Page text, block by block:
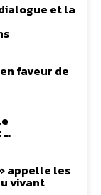
et la
faveur de
…
appelle les
vivant